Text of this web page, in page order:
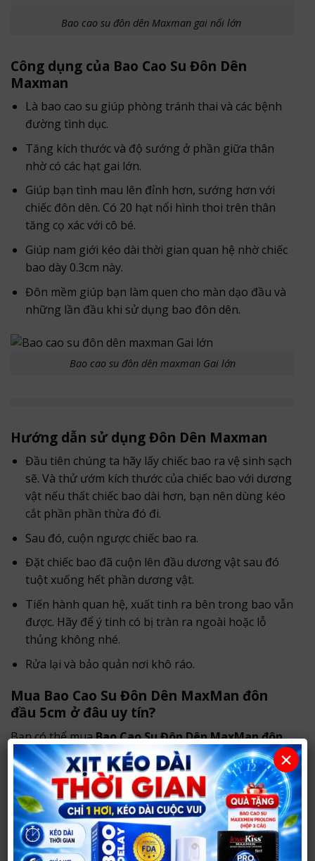
Bao cao su đôn dên Maxman gai nổi lớn
Công dụng của Bao Cao Su Đôn Dên
Maxman
Là bao cao su giúp phòng tránh thai và các bệnh
đường tình dục.
Tăng kích thước và độ sướng ở phần giữa thân
nhờ có các hạt gai lớn.
Giúp bạn tình mau lên đỉnh hơn, sướng hơn với
chiếc đôn dên. Có 20 hạt nổi hình thoi trên thân
tăng cọ xác với cô bé.
Giúp nam giới kéo dài thời gian quan hệ nhờ chiếc
bao dày 0.3cm này.
Đôn mềm giúp bạn làm quen cho màn dạo đầu và
những lần đầu khi sử dụng bao đôn dên.
Bao cao su đôn dên maxman Gai lớn
Hướng dẫn sử dụng Đôn Dên Maxman
Đầu tiên chúng ta hãy lấy chiếc bao ra vệ sinh sạch
sẽ. Và thử ướm kích thước của chiếc bao với dương
vật nếu thất chiếc bao dài hơn, bạn nên dùng kéo
cắt phần phần thừa đó đi.
Sau đó, cuộn ngược chiếc bao ra.
Đặt chiếc bao đã cuộn lên đầu dương vật sau đó
tuột xuống hết phần dương vật.
Tiến hành quan hệ, xuất tinh ra bên trong bao vẫn
được. Hãy để ý tinh có bị tràn ra ngoài hoặc lỗ
thủng không nhé.
Rửa lại và bảo quản nơi khô ráo.
Mua Bao Cao Su Đôn Dên MaxMan đôn
đầu 5cm ở đâu uy tín?
Bạn có thể muaBao Cao Su Đôn Dên MaxMan đôn
đầu 5cmtạiShop Người Lớn 37.
Với hơn14 năm hoạt động , shop chuyên tư vấn và
cung cấp sản phẩm chính hãng, hỗ trợ khách hàng
lựa chọn kín đáo, phù hợp nhu cầu.
Sản phẩm chính hãng, thông tin rõ ràng.
×